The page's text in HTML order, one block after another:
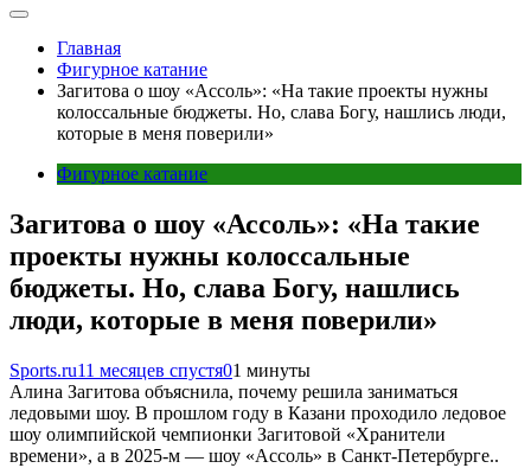
Главная
Фигурное катание
Загитова о шоу «Ассоль»: «На такие проекты нужны
колоссальные бюджеты. Но, слава Богу, нашлись люди,
которые в меня поверили»
Фигурное катание
Загитова о шоу «Ассоль»: «На такие
проекты нужны колоссальные
бюджеты. Но, слава Богу, нашлись
люди, которые в меня поверили»
Sports.ru11 месяцев спустя01 минуты
Алина Загитова объяснила, почему решила заниматься
ледовыми шоу. В прошлом году в Казани проходило ледовое
шоу олимпийской чемпионки Загитовой «Хранители
времени», а в 2025-м — шоу «Ассоль» в Санкт-Петербурге..